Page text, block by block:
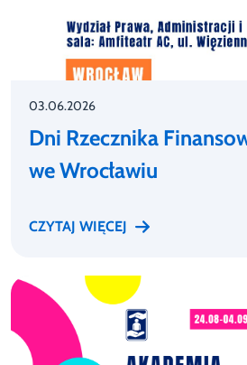
03.06.2026
Dni Rzecznika
we Wrocławiu
CZYTAJ WIĘCEJ